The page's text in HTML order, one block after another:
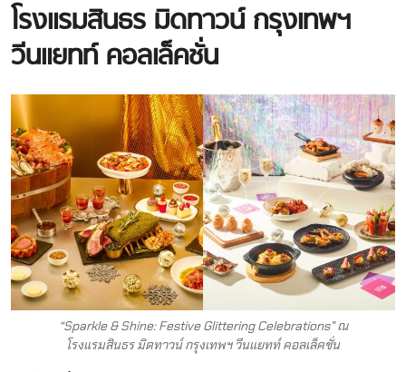
โรงแรมสินธร มิดทาวน์ กรุงเทพฯ
วีนแยทท์ คอลเล็คชั่น
“Sparkle & Shine: Festive Glittering Celebrations” ณ
โรงแรมสินธร มิดทาวน์ กรุงเทพฯ วีนแยทท์ คอลเล็คชั่น